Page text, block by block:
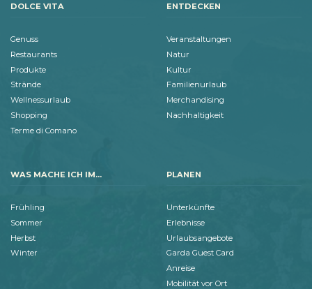
DOLCE VITA
Genuss
Restaurants
Produkte
Strände
Wellnessurlaub
Shopping
Terme di Comano
ENTDECKEN
Veranstaltungen
Natur
Kultur
Familienurlaub
Merchandising
Nachhaltigkeit
WAS MACHE ICH IM...
Frühling
Sommer
Herbst
Winter
PLANEN
Unterkünfte
Erlebnisse
Urlaubsangebote
Garda Guest Card
Anreise
Mobilität vor Ort